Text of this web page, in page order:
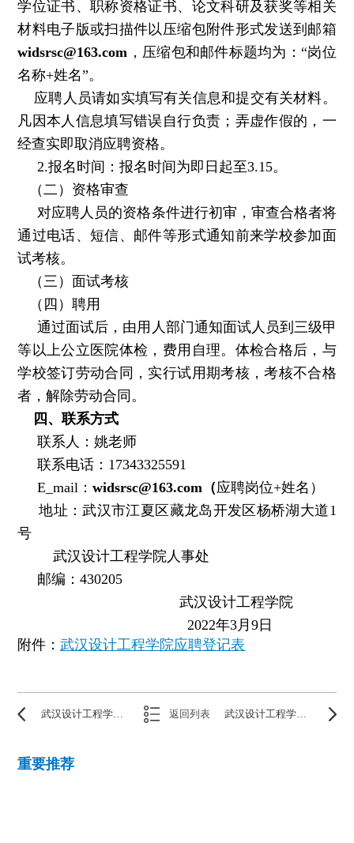
学位证书、职称资格证书、论文科研及获奖等相关
材料电子版或扫描件以压缩包附件形式发送到邮箱
widsrsc@163.com ，压缩包和邮件标题均为：“岗位
名称+姓名”。
应聘人员请如实填写有关信息和提交有关材料。
凡因本人信息填写错误自行负责；弄虚作假的，一
经查实即取消应聘资格。
2.报名时间：报名时间为即日起至3.15。
（二）资格审查
对应聘人员的资格条件进行初审，审查合格者将
通过电话、短信、邮件等形式通知前来学校参加面
试考核。
（三）面试考核
（四）聘用
通过面试后，由用人部门通知面试人员到三级甲
等以上公立医院体检，费用自理。体检合格后，与
学校签订劳动合同，实行试用期考核，考核不合格
者，解除劳动合同。
四、联系方式
联系人：姚老师
联系电话：17343325591
E_mail：widsrsc@163.com（应聘岗位+姓名）
地址：武汉市江夏区藏龙岛开发区杨桥湖大道1
号
武汉设计工程学院人事处
邮编：430205
武汉设计工程学院
2022年3月9日
附件：武汉设计工程学院应聘登记表
返回列表
重要推荐